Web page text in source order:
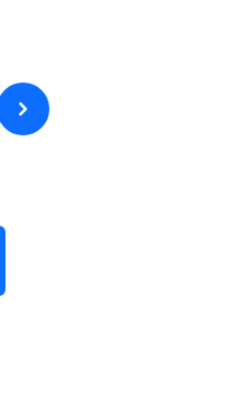
Přehledná stránka s le